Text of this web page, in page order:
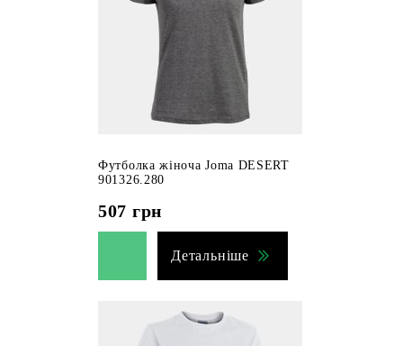
Футболка жіноча Joma DESERT
901326.280
507 грн
Детальніше